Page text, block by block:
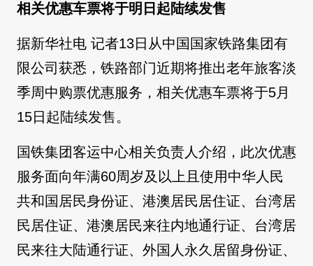
相关优惠车票将于明日起陆续发售
据新华社电 记者13日从中国国家铁路集团有
限公司获悉，铁路部门近期将推出老年旅客淡
季周中购票优惠服务，相关优惠车票将于5月
15日起陆续发售。
国铁集团客运中心相关负责人介绍，此次优惠
服务面向年满60周岁及以上且使用中华人民
共和国居民身份证、港澳居民居住证、台湾居
民居住证、港澳居民来往内地通行证、台湾居
民来往大陆通行证、外国人永久居留身份证、